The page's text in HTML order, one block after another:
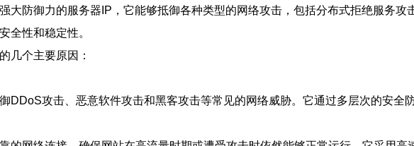
大防御力的服务器IP，它能够抵御各种类型的网络攻击，包括分布式拒绝服务
全性和稳定性。
几个主要原因：
DDoS攻击、恶意软件攻击和黑客攻击等常见的网络威胁。它通过多层次的安全